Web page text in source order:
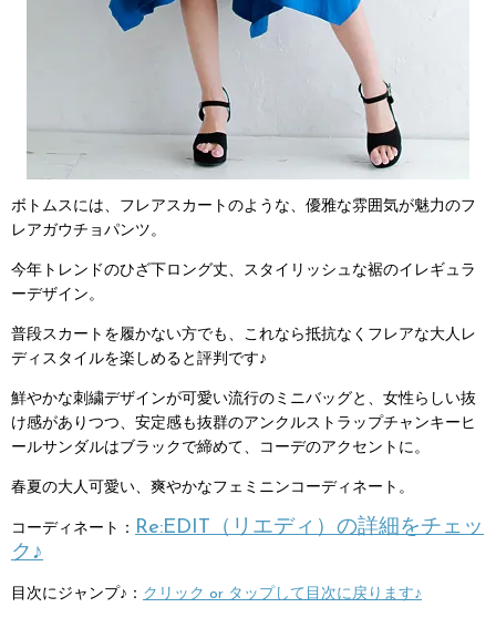
ボトムスには、フレアスカートのような、優雅な雰囲気が魅力のフ
レアガウチョパンツ。
今年トレンドのひざ下ロング丈、スタイリッシュな裾のイレギュラ
ーデザイン。
普段スカートを履かない方でも、これなら抵抗なくフレアな大人レ
ディスタイルを楽しめると評判です♪
鮮やかな刺繍デザインが可愛い流行のミニバッグと、女性らしい抜
け感がありつつ、安定感も抜群のアンクルストラップチャンキーヒ
ールサンダルはブラックで締めて、コーデのアクセントに。
春夏の大人可愛い、爽やかなフェミニンコーディネート。
コーディネート： Re:EDIT（リエディ）の詳細をチェッ
ク♪
目次にジャンプ♪： クリック or タップして目次に戻ります♪